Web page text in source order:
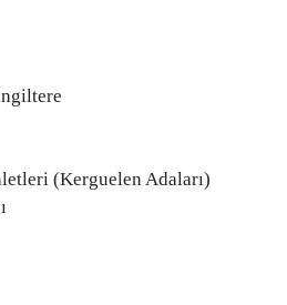
(Kerguelen Adaları)